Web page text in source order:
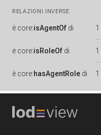
RELAZIONI INVERSE
è core:isAgentOf di
è core:isRoleOf di
è core:hasAgentRole di